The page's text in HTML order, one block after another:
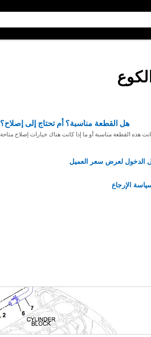
هل القطعة مناسبة؟ أم تحتاج إلى إصلاح؟
هذه القطعة مناسبة أو ما إذا كانت هناك خيارات إصلاح متاحة
الدخول لعرض سعر العميل
الإرجاع